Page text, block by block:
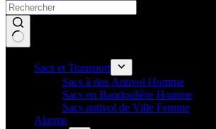
Sacs et Transport
Sacs à dos Antivol Homme
Sacs en Bandoulière Homme
Sacs antivol de Ville Femme
Alarme